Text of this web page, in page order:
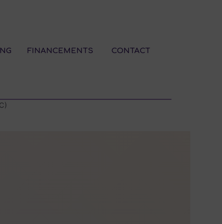
FINANCEMENTS CONTACT